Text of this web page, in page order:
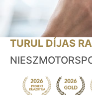
TURUL DÍJAS